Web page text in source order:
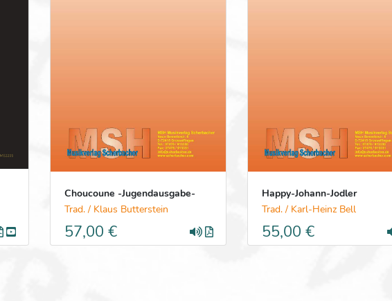
Choucoune -Jugendausgabe-
Trad. / Klaus Butterstein
57,00 €
Happy-Johann-Jodler
Trad. / Karl-Heinz Bell
55,00 €